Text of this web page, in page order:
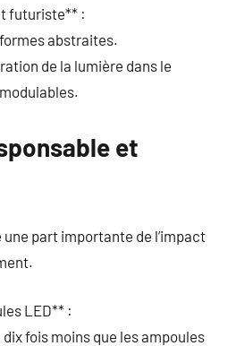
futuriste** :
abstraites.
de la lumière dans le
et
une part importante de l’impact
LED** :
dix fois moins que les ampoules